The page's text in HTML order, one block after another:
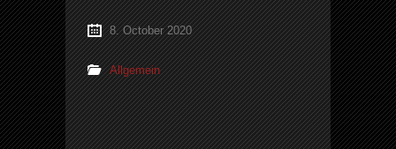
8. October 2020
Allgemein